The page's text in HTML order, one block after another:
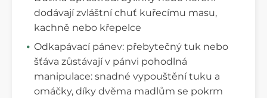
dodávají zvláštní chuť kuřecímu masu,
kachně nebo křepelce
Odkapávací pánev: přebytečný tuk nebo
šťáva zůstávají v pánvi pohodlná
manipulace: snadné vypouštění tuku a
omáčky, díky dvěma madlům se pokrm